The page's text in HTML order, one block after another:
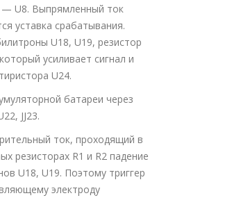
— U8. Выпрямленный ток
уставка срабатывания.
U18, U19, резистор
усиливает сигнал и
U24.
батареи через
JJ23.
ток, проходящий в
резисторах R1 и R2 падение
U18, U19. Поэтому триггер
электроду